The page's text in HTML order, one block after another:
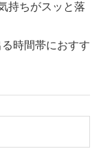
持ちがスッと落
時間帯におすす